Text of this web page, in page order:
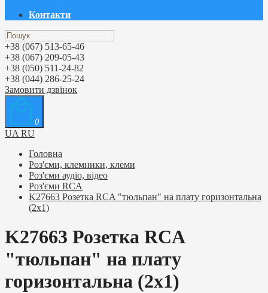
Контакти
+38 (067) 513-65-46
+38 (067) 209-05-43
+38 (050) 511-24-82
+38 (044) 286-25-24
Замовити дзвінок
0
UA RU
Головна
Роз'єми, клемники, клеми
Роз'єми аудіо, відео
Роз'єми RCA
K27663 Розетка RCA "тюльпан" на плату горизонтальна
(2x1)
K27663 Розетка RCA
"тюльпан" на плату
горизонтальна (2x1)